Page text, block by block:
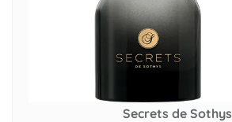
Secrets de Sothys